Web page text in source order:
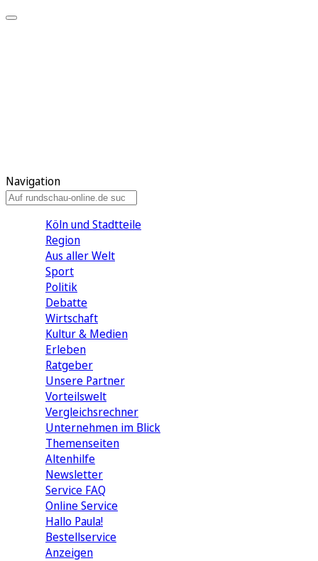
Navigation
Köln und Stadtteile
Region
Aus aller Welt
Sport
Politik
Debatte
Wirtschaft
Kultur & Medien
Erleben
Ratgeber
Unsere Partner
Vorteilswelt
Vergleichsrechner
Unternehmen im Blick
Themenseiten
Altenhilfe
Newsletter
Service FAQ
Online Service
Hallo Paula!
Bestellservice
Anzeigen